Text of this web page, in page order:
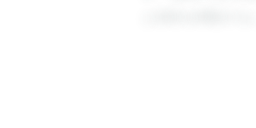
と回答を閲覧す